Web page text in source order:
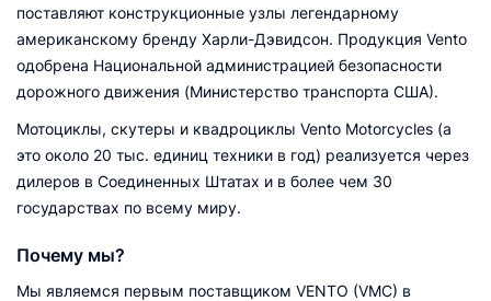
поставляют конструкционные узлы легендарному
американскому бренду Харли-Дэвидсон. Продукция Vento
одобрена Национальной администрацией безопасности
дорожного движения (Министерство транспорта США).
Мотоциклы, скутеры и квадроциклы Vento Motorcycles (а
это около 20 тыс. единиц техники в год) реализуется через
дилеров в Соединенных Штатах и в более чем 30
государствах по всему миру.
Почему мы?
Мы являемся первым поставщиком VENTO (VMC) в